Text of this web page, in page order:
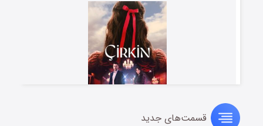
سریال زشتقسمت‌های جدید